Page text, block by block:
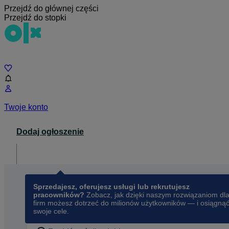
Przejdź do głównej części
Przejdź do stopki
Twoje konto
Dodaj ogłoszenie
Sprzedajesz, oferujesz usługi lub rekrutujesz
pracowników? Zobacz, jak dzięki naszym rozwiązaniom dla
firm możesz dotrzeć do milionów użytkowników — i osiągnąć
swoje cele.